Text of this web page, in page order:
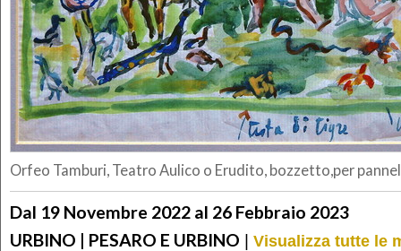
Orfeo Tamburi, Teatro Aulico o Erudito, bozzetto,per
Dal 19 Novembre 2022 al 26 Febbraio 2023
URBINO | PESARO E URBINO | Visualizza tutte le